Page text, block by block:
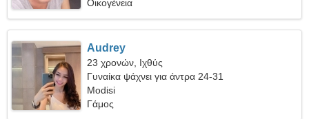
Οικογένεια
Audrey
23 χρονών, Ιχθύς
Γυναίκα ψάχνει για άντρα 24-31
Modisi
Γάμος